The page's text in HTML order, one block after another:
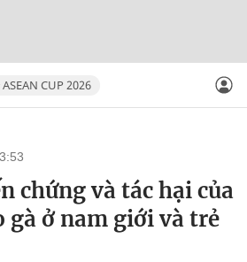
CUP 2026
chứng và tác hại của
gà ở nam giới và trẻ